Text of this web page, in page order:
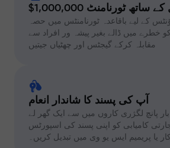
پول کے ساتھ ٹورنامنٹ
کے لیے باقاعدہ ٹورنامنٹس میں حصہ
خطرے میں ڈالے بغیر پیشہ ور افراد سے
مقابلہ کرکے گیجٹس اور چھٹیاں جیتیں
آپ کی پسند کا شاندار انعام
پانچ لگژری کاروں میں سے ایک گھر لے
کامیابی کو اپنی پسند کی اسپورٹس
کار یا پریمیم ایس یو وی میں تبدیل کریں۔